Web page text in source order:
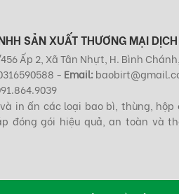
SẢN XUẤT THƯƠNG MẠI
Ấp 2, Xã Tân Nhựt, H. Bình
- Email:
in ấn các loại bao bì, thùng,
đóng gói hiệu quả, an toàn và